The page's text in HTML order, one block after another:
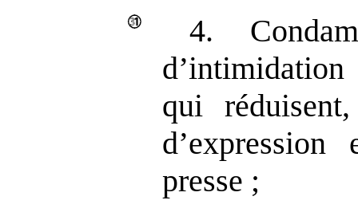
4.
qui
presse ;